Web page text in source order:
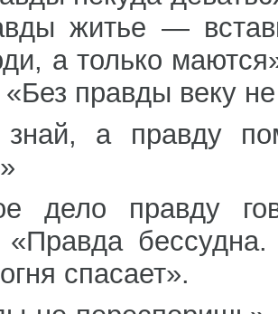
житье —
а только
правды веку
знай, а правду
дело правду
«Правда
спасает».